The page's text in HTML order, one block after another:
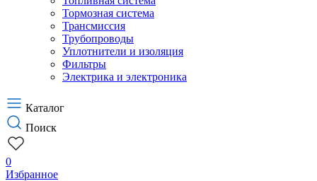
Тормозная система
Трансмиссия
Трубопроводы
Уплотнители и изоляция
Фильтры
Электрика и электроника
Каталог
Поиск
0
Избранное